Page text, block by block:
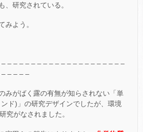
、研究されている。
みよう。
– – – – – – – – – – – – – – – – – – – –
– – – –
みがばく露の有無が知らされない「単
ド)」の研究デザインでしたが、環境
究がなされました。